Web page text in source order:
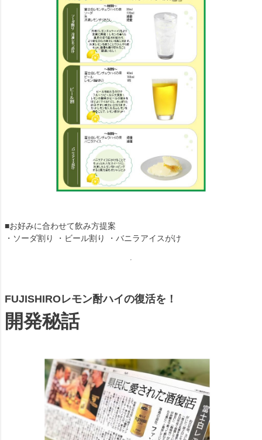
■お好みに合わせて飲み方提案
・ソーダ割り ・ビール割り ・バニラアイスがけ
FUJISHIROレモン酎ハイの復活を！
開発秘話